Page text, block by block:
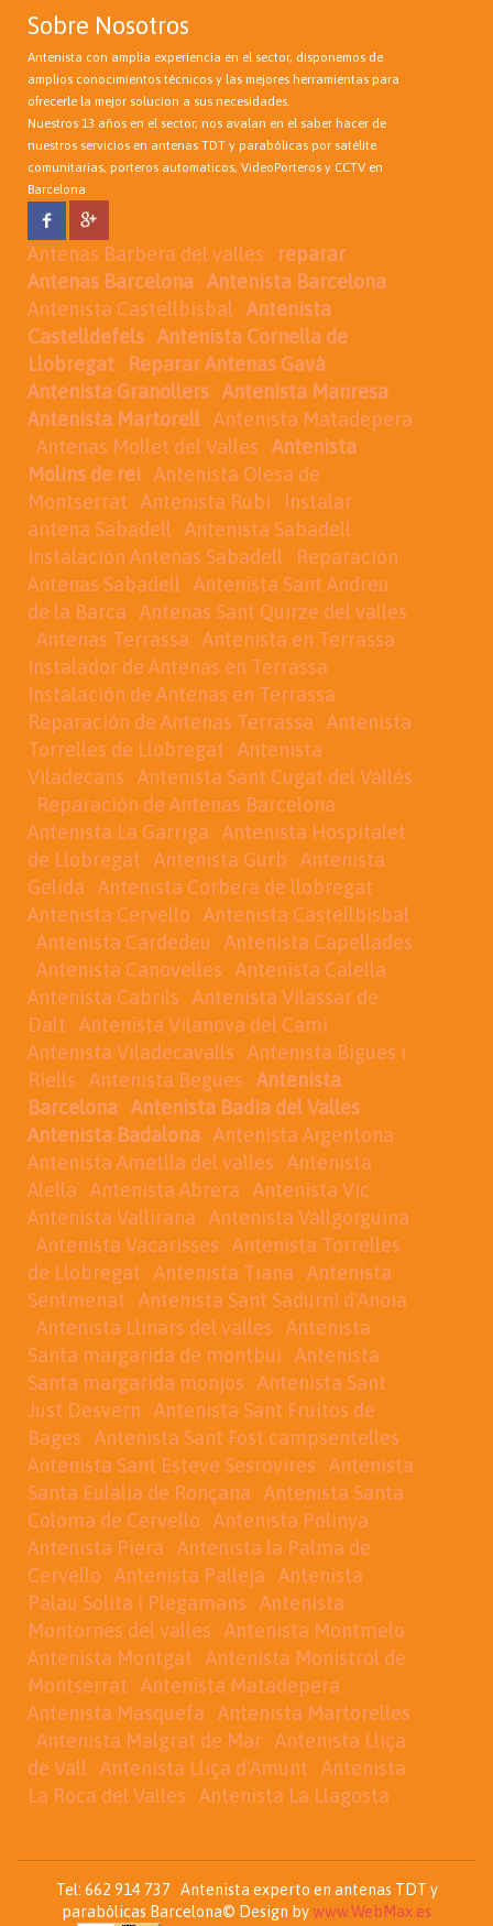
Sobre Nosotros
Antenista con amplia experiencia en el sector, disponemos de
amplios conocimientos técnicos y las mejores herramientas para
ofrecerle la mejor solucion a sus necesidades.
Nuestros 13 años en el sector, nos avalan en el saber hacer de
nuestros servicios en antenas TDT y parabólicas por satélite
comunitarias, porteros automaticos, VideoPorteros y CCTV en
Barcelona
Antenas Barbera del valles
reparar
Antenas Barcelona Antenista Barcelona
Antenista Castellbisbal
Antenista
Castelldefels Antenista Cornella de
Llobregat
Reparar Antenas Gavà
Antenista Granollers Antenista Manresa
Antenista Martorell Antenista Matadepera
Antenas Mollet del Valles
Antenista
Molins de rei
Antenista Olesa de
Montserrat
Antenista Rubi
Instalar
antena Sabadell
Antenista Sabadell
Instalación Antenas Sabadell
Reparación
Antenas Sabadell
Antenista Sant Andreu
de la Barca
Antenas Sant Quirze del valles
Antenas Terrassa
Antenista en Terrassa
Instalador de Antenas en Terrassa
Instalación de Antenas en Terrassa
Reparación de Antenas Terrassa
Antenista
Torrelles de Llobregat
Antenista
Viladecans
Antenista Sant Cugat del Vallés
Reparación de Antenas Barcelona
Antenista La Garriga
Antenista Hospitalet
de Llobregat
Antenista Gurb
Antenista
Gelida
Antenista Corbera de llobregat
Antenista Cervello
Antenista Castellbisbal
Antenista Cardedeu
Antenista Capellades
Antenista Canovelles
Antenista Calella
Antenista Cabrils
Antenista Vilassar de
Dalt
Antenista Vilanova del Cami
Antenista Viladecavalls
Antenista Bigues i
Riells
Antenista Begues
Antenista
Barcelona Antenista Badia del Valles
Antenista Badalona Antenista Argentona
Antenista Ametlla del valles
Antenista
Alella
Antenista Abrera
Antenista Vic
Antenista Vallirana
Antenista Vallgorguina
Antenista Vacarisses
Antenista Torrelles
de Llobregat
Antenista Tiana
Antenista
Sentmenat
Antenista Sant Sadurní d'Anoia
Antenista Llinars del valles
Antenista
Santa margarida de montbui
Antenista
Santa margarida monjos
Antenista Sant
Just Desvern
Antenista Sant Fruitos de
Bages
Antenista Sant Fost campsentelles
Antenista Sant Esteve Sesrovires
Antenista
Santa Eulalia de Ronçana
Antenista Santa
Coloma de Cervello
Antenista Polinya
Antenista Piera
Antenista la Palma de
Cervello
Antenista Palleja
Antenista
Palau Solita i Plegamans
Antenista
Montornes del valles
Antenista Montmelo
Antenista Montgat
Antenista Monistrol de
Montserrat
Antenista Matadepera
Antenista Masquefa
Antenista Martorelles
Antenista Malgrat de Mar Antenista Lliça
de Vall
Antenista Lliça d'Amunt
Antenista
La Roca del Valles
Antenista La Llagosta
Tel: 662 914 737 Antenista experto en antenas TDT y
parabólicas Barcelona© Design bywww.WebMax.es